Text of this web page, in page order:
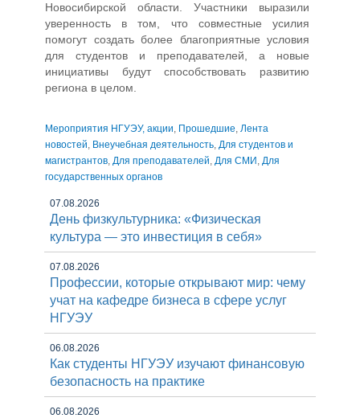
Новосибирской области. Участники выразили
уверенность в том, что совместные усилия
помогут создать более благоприятные условия
для студентов и преподавателей, а новые
инициативы будут способствовать развитию
региона в целом.
Мероприятия НГУЭУ, акции, Прошедшие, Лента
новостей, Внеучебная деятельность, Для студентов и
магистрантов, Для преподавателей, Для СМИ , Для
государственных органов
07.08.2026
День физкультурника: «Физическая
культура — это инвестиция в себя»
07.08.2026
Профессии, которые открывают мир: чему
учат на кафедре бизнеса в сфере услуг
НГУЭУ
06.08.2026
Как студенты НГУЭУ изучают финансовую
безопасность на практике
06.08.2026